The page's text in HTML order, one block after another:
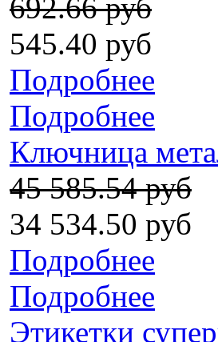
692.66 руб
545.40 руб
Подробнее
Подробнее
Ключница
45 585.54 руб
34 534.50 руб
Подробнее
Подробнее
Этикетки